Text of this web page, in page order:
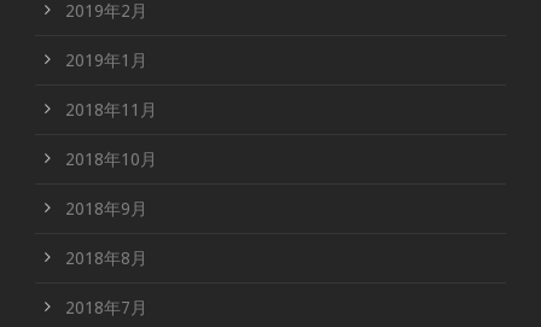
2019年2月
2019年1月
2018年11月
2018年10月
2018年9月
2018年8月
2018年7月